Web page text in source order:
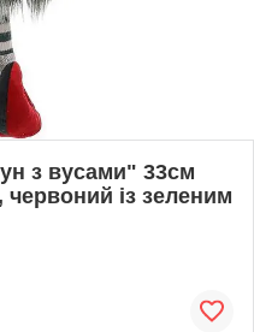
з вусами" 33см
із зеленим